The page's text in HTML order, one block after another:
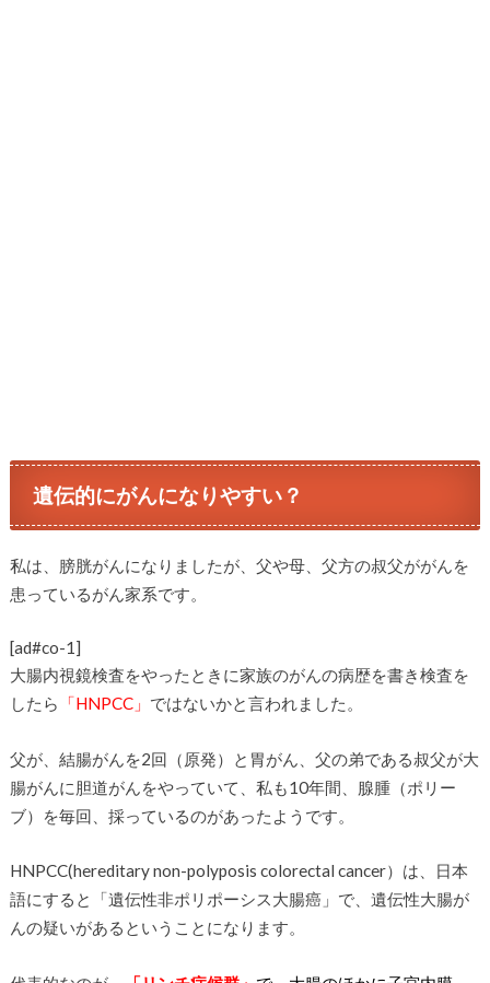
遺伝的にがんになりやすい？
私は、膀胱がんになりましたが、父や母、父方の叔父ががんを
患っているがん家系です。
[ad#co-1]
大腸内視鏡検査をやったときに家族のがんの病歴を書き検査を
したら
「HNPCC」 ではないかと言われました。
父が、結腸がんを2回（原発）と胃がん、父の弟である叔父が大
腸がんに胆道がんをやっていて、私も10年間、腺腫（ポリー
ブ）を毎回、採っているのがあったようです。
HNPCC(hereditary non-polyposis colorectal cancer）は、日本
語にすると「遺伝性非ポリポーシス大腸癌」で、遺伝性大腸が
んの疑いがあるということになります。